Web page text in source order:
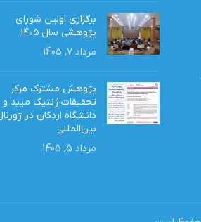
برگزاری اولین شورای
پژوهشی سال ۱۴۰۵
مرداد 7, 1405
پژوهش مشترک مرکز
تحقیقات ژنتیک میبد و
دانشگاه اردکان در
بین‌المللی
مرداد 5, 1405